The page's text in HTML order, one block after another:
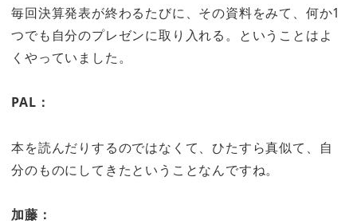
毎回決算発表が終わるたびに、その資料をみて、何か1
つでも自分のプレゼンに取り入れる。ということはよ
くやっていました。
PAL：
本を読んだりするのではなくて、ひたすら真似て、自
分のものにしてきたということなんですね。
加藤：